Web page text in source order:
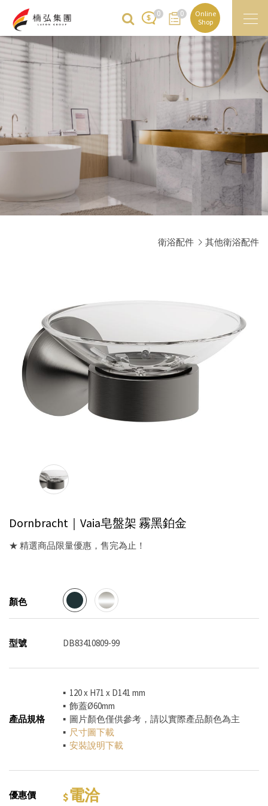
0 0
Online
Shop
衛浴配件 其他衛浴配件
Dornbracht｜Vaia皂盤架 霧黑鉑金
★ 精選商品限量優惠，售完為止！
顏色
型號 DB83410809-99
產品規格
▪ 120 x H71 x D141 mm
▪ 飾蓋Ø60mm
▪ 圖片顏色僅供參考，請以實際產品顏色為主
▪ 尺寸圖下載
▪ 安裝說明下載
優惠價 電洽